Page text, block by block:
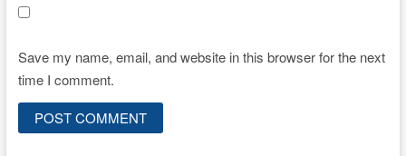
Save my name, email, and website in this browser for the next
time I comment.